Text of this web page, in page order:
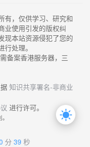
有，仅供学习、研究和
业使用引发的版权纠
现本站资源侵犯了您的
处理。
备案香港服务器，三
知识共享署名-非商业
进行许可。
分 39 秒